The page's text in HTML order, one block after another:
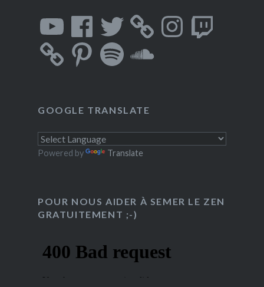
Facebook Twitter InstagramTwitch
Pinterest Spotify
GOOGLE TRANSLATE
Powered by Translate
POUR NOUS AIDER À SEMER LE ZEN
GRATUITEMENT ;-)